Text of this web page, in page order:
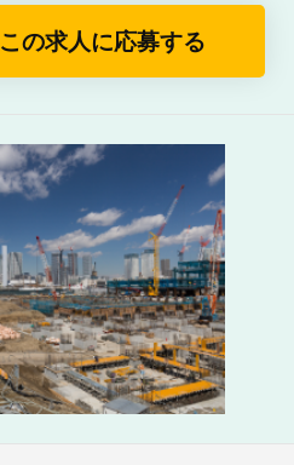
この求人に応募する